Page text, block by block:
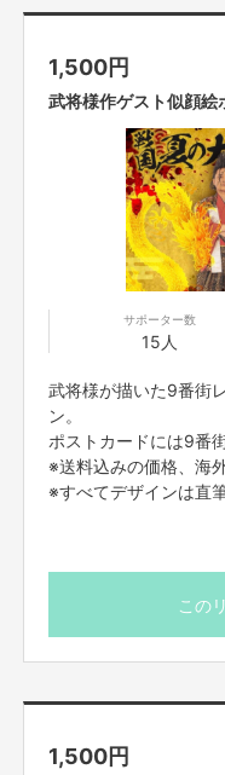
武将様とゴエ爺のことをより
「戦国！夏の大和国巡り！」
貰えるよう、
クラウドファンディングのリ
是非一緒に「戦国！夏の大和
武将様＆ゴエ爺から
今年も戦国！夏の大和国巡り
今年は六ヶ所巡らせて頂きます
皆々様の参戦をお待ちしており
そして今年も蔵布案なるも
皆々様のご参加心よりお待ち
【ゴエ爺】
熱き戦国の風を大和国中に吹
しかしながら、この猛暑じゃ
なので皆々様の熱き応援で我
＜よしもと幕張イオンモール
料金：前売2500円/当日2800
https://x.gd/KvTPK
1,500円
武将様作ゲスト似顔絵
サポーター数
15人
武将様が描いた9番街
ン。
ポストカードには9番
※送料込みの価格、海
※すべてデザインは直
この
1,500円